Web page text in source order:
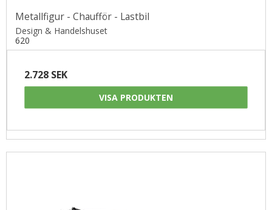
Metallfigur - Chaufför - Lastbil
Design & Handelshuset
620
2.728 SEK
VISA PRODUKTEN